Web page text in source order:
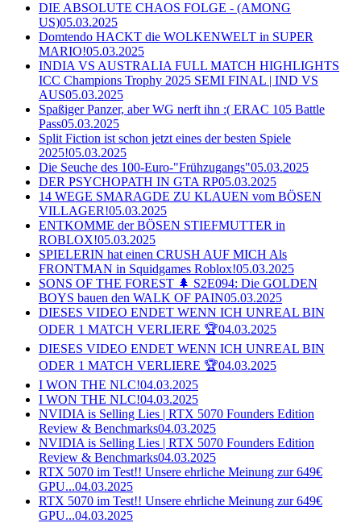
DIE ABSOLUTE CHAOS FOLGE - (AMONG
US)05.03.2025
Domtendo HACKT die WOLKENWELT in SUPER
MARIO!05.03.2025
INDIA VS AUSTRALIA FULL MATCH HIGHLIGHTS
ICC Champions Trophy 2025 SEMI FINAL | IND VS
AUS05.03.2025
Spaßiger Panzer, aber WG nerft ihn :( ERAC 105 Battle
Pass05.03.2025
Split Fiction ist schon jetzt eines der besten Spiele
2025!05.03.2025
Die Seuche des 100-Euro-"Frühzugangs"05.03.2025
DER PSYCHOPATH IN GTA RP05.03.2025
14 WEGE SMARAGDE ZU KLAUEN vom BÖSEN
VILLAGER!05.03.2025
ENTKOMME der BÖSEN STIEFMUTTER in
ROBLOX!05.03.2025
SPIELERIN hat einen CRUSH AUF MICH Als
FRONTMAN in Squidgames Roblox!05.03.2025
SONS OF THE FOREST 🌲 S2E094: Die GOLDEN
BOYS bauen den WALK OF PAIN05.03.2025
DIESES VIDEO ENDET WENN ICH UNREAL BIN
ODER 1 MATCH VERLIERE 🏆04.03.2025
DIESES VIDEO ENDET WENN ICH UNREAL BIN
ODER 1 MATCH VERLIERE 🏆04.03.2025
I WON THE NLC!04.03.2025
I WON THE NLC!04.03.2025
NVIDIA is Selling Lies | RTX 5070 Founders Edition
Review & Benchmarks04.03.2025
NVIDIA is Selling Lies | RTX 5070 Founders Edition
Review & Benchmarks04.03.2025
RTX 5070 im Test!! Unsere ehrliche Meinung zur 649€
GPU...04.03.2025
RTX 5070 im Test!! Unsere ehrliche Meinung zur 649€
GPU...04.03.2025